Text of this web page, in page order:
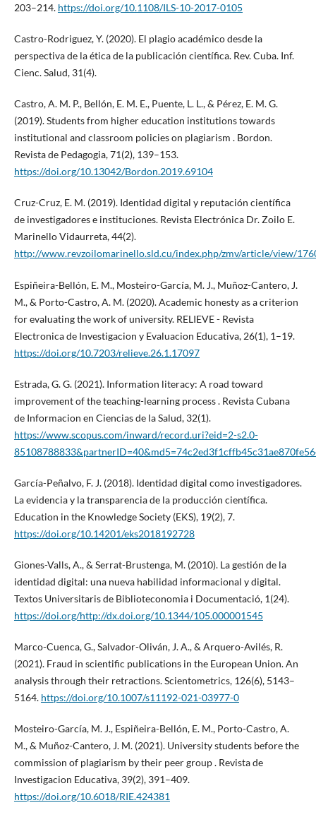
203–214. https://doi.org/10.1108/ILS-10-2017-0105
Castro-Rodriguez, Y. (2020). El plagio académico desde la
perspectiva de la ética de la publicación científica. Rev. Cuba. Inf.
Cienc. Salud, 31(4).
Castro, A. M. P., Bellón, E. M. E., Puente, L. L., & Pérez, E. M. G.
(2019). Students from higher education institutions towards
institutional and classroom policies on plagiarism . Bordon.
Revista de Pedagogia, 71(2), 139–153.
https://doi.org/10.13042/Bordon.2019.69104
Cruz-Cruz, E. M. (2019). Identidad digital y reputación científica
de investigadores e instituciones. Revista Electrónica Dr. Zoilo E.
Marinello Vidaurreta, 44(2).
http://www.revzoilomarinello.sld.cu/index.php/zmv/article/view/
Espiñeira-Bellón, E. M., Mosteiro-García, M. J., Muñoz-Cantero, J.
M., & Porto-Castro, A. M. (2020). Academic honesty as a criterion
for evaluating the work of university. RELIEVE - Revista
Electronica de Investigacion y Evaluacion Educativa, 26(1), 1–19.
https://doi.org/10.7203/relieve.26.1.17097
Estrada, G. G. (2021). Information literacy: A road toward
improvement of the teaching-learning process . Revista Cubana
de Informacion en Ciencias de la Salud, 32(1).
https://www.scopus.com/inward/record.uri?eid=2-s2.0-
García-Peñalvo, F. J. (2018). Identidad digital como investigadores.
La evidencia y la transparencia de la producción científica.
Education in the Knowledge Society (EKS), 19(2), 7.
https://doi.org/10.14201/eks2018192728
Giones-Valls, A., & Serrat-Brustenga, M. (2010). La gestión de la
identidad digital: una nueva habilidad informacional y digital.
Textos Universitaris de Biblioteconomia i Documentació, 1(24).
https://doi.org/http://dx.doi.org/10.1344/105.000001545
Marco-Cuenca, G., Salvador-Oliván, J. A., & Arquero-Avilés, R.
(2021). Fraud in scientific publications in the European Union. An
analysis through their retractions. Scientometrics, 126(6), 5143–
5164. https://doi.org/10.1007/s11192-021-03977-0
Mosteiro-García, M. J., Espiñeira-Bellón, E. M., Porto-Castro, A.
M., & Muñoz-Cantero, J. M. (2021). University students before the
commission of plagiarism by their peer group . Revista de
Investigacion Educativa, 39(2), 391–409.
https://doi.org/10.6018/RIE.424381